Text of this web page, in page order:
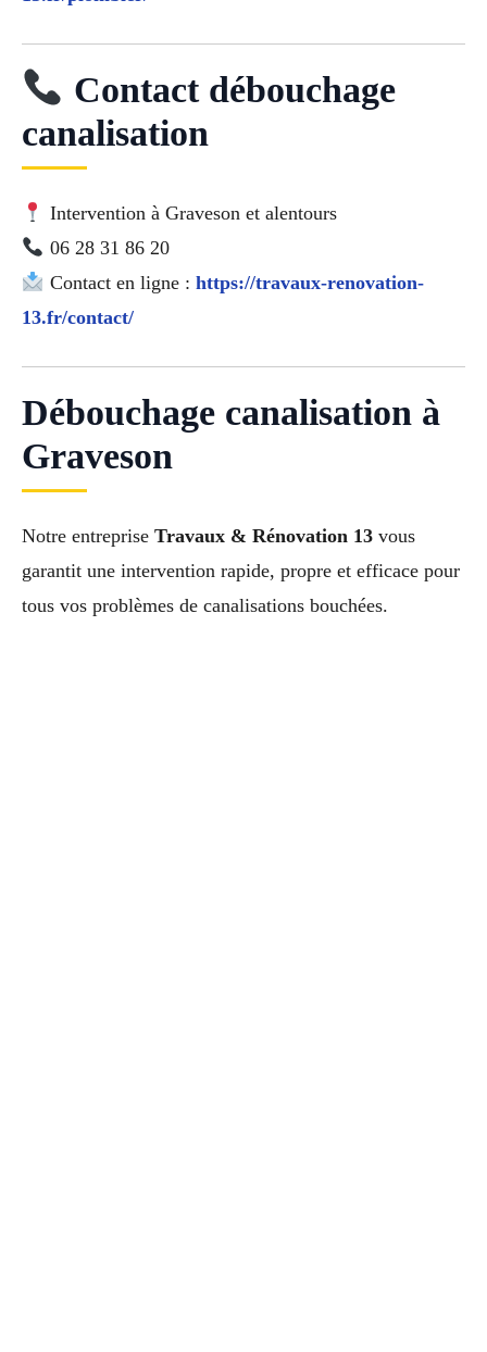
Contact débouchage
canalisation
Intervention à Graveson et alentours
06 28 31 86 20
Contact en ligne : https://travaux-renovation-
13.fr/contact/
Débouchage canalisation à
Graveson
Notre entreprise Travaux & Rénovation 13 vous
garantit une intervention rapide, propre et efficace pour
tous vos problèmes de canalisations bouchées.